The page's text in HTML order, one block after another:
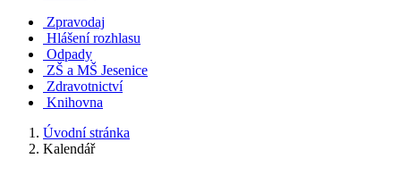
Zpravodaj
Hlášení rozhlasu
Odpady
ZŠ a MŠ Jesenice
Zdravotnictví
Knihovna
Úvodní stránka
Kalendář